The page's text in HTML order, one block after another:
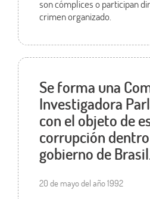
son cómplices o participan
crimen organizado.
Se forma una
Investigadora
con el objeto de
corrupción
gobierno de
20 de mayo del año 1992